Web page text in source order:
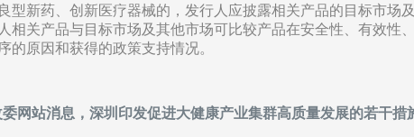
型新药、创新医疗器械的，发行人应披露相关产品的目标市
相关产品与目标市场及其他市场可比较产品在安全性、有效性
的原因和获得的政策支持情况。
网站消息，深圳印发促进大健康产业集群高质量发展的若干措